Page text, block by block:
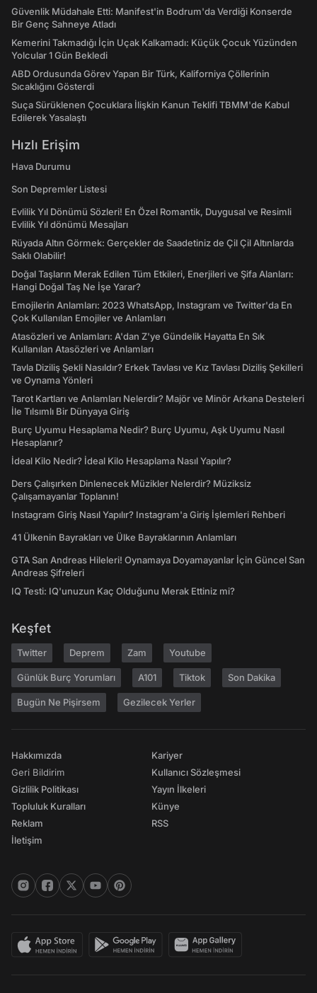
Güvenlik Müdahale Etti: Manifest'in Bodrum'da Verdiği Konserde
Bir Genç Sahneye Atladı
Kemerini Takmadığı İçin Uçak Kalkamadı: Küçük Çocuk Yüzünden
Yolcular 1 Gün Bekledi
ABD Ordusunda Görev Yapan Bir Türk, Kaliforniya Çöllerinin
Sıcaklığını Gösterdi
Suça Sürüklenen Çocuklara İlişkin Kanun Teklifi TBMM'de Kabul
Edilerek Yasalaştı
Hızlı Erişim
Hava Durumu
Son Depremler Listesi
Evlilik Yıl Dönümü Sözleri! En Özel Romantik, Duygusal ve Resimli
Evlilik Yıl dönümü Mesajları
Rüyada Altın Görmek: Gerçekler de Saadetiniz de Çil Çil Altınlarda
Saklı Olabilir!
Doğal Taşların Merak Edilen Tüm Etkileri, Enerjileri ve Şifa Alanları:
Hangi Doğal Taş Ne İşe Yarar?
Emojilerin Anlamları: 2023 WhatsApp, Instagram ve Twitter'da En
Çok Kullanılan Emojiler ve Anlamları
Atasözleri ve Anlamları: A'dan Z'ye Gündelik Hayatta En Sık
Kullanılan Atasözleri ve Anlamları
Tavla Diziliş Şekli Nasıldır? Erkek Tavlası ve Kız Tavlası Diziliş Şekilleri
ve Oynama Yönleri
Tarot Kartları ve Anlamları Nelerdir? Majör ve Minör Arkana Desteleri
İle Tılsımlı Bir Dünyaya Giriş
Burç Uyumu Hesaplama Nedir? Burç Uyumu, Aşk Uyumu Nasıl
Hesaplanır?
İdeal Kilo Nedir? İdeal Kilo Hesaplama Nasıl Yapılır?
Ders Çalışırken Dinlenecek Müzikler Nelerdir? Müziksiz
Çalışamayanlar Toplanın!
Instagram Giriş Nasıl Yapılır? Instagram'a Giriş İşlemleri Rehberi
41 Ülkenin Bayrakları ve Ülke Bayraklarının Anlamları
GTA San Andreas Hileleri! Oynamaya Doyamayanlar İçin Güncel San
Andreas Şifreleri
IQ Testi: IQ'unuzun Kaç Olduğunu Merak Ettiniz mi?
Keşfet
Twitter Deprem Zam Youtube
Günlük Burç Yorumları A101 Tiktok Son Dakika
Bugün Ne Pişirsem Gezilecek Yerler
Hakkımızda
Geri Bildirim
Gizlilik Politikası
Topluluk Kuralları
Reklam
İletişim
Kariyer
Kullanıcı Sözleşmesi
Yayın İlkeleri
Künye
RSS